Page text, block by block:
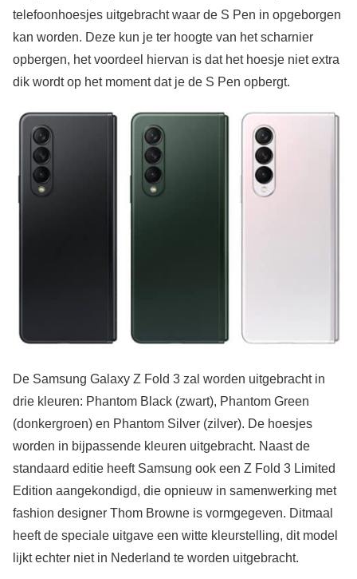
telefoonhoesjes uitgebracht waar de S Pen in opgeborgen
kan worden. Deze kun je ter hoogte van het scharnier
opbergen, het voordeel hiervan is dat het hoesje niet extra
dik wordt op het moment dat je de S Pen opbergt.
De Samsung Galaxy Z Fold 3 zal worden uitgebracht in
drie kleuren: Phantom Black (zwart), Phantom Green
(donkergroen) en Phantom Silver (zilver). De hoesjes
worden in bijpassende kleuren uitgebracht. Naast de
standaard editie heeft Samsung ook een Z Fold 3 Limited
Edition aangekondigd, die opnieuw in samenwerking met
fashion designer Thom Browne is vormgegeven. Ditmaal
heeft de speciale uitgave een witte kleurstelling, dit model
lijkt echter niet in Nederland te worden uitgebracht.